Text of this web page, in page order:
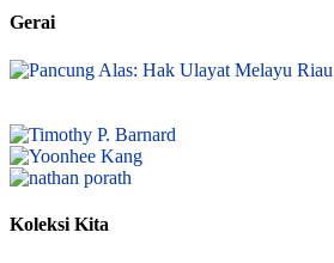
Gerai
Koleksi Kita